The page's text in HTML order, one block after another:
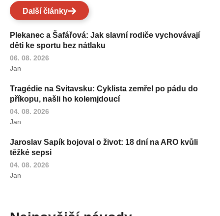
Další články
Plekanec a Šafářová: Jak slavní rodiče vychovávají
děti ke sportu bez nátlaku
06. 08. 2026
Jan
Tragédie na Svitavsku: Cyklista zemřel po pádu do
příkopu, našli ho kolemjdoucí
04. 08. 2026
Jan
Jaroslav Sapík bojoval o život: 18 dní na ARO kvůli
těžké sepsi
04. 08. 2026
Jan